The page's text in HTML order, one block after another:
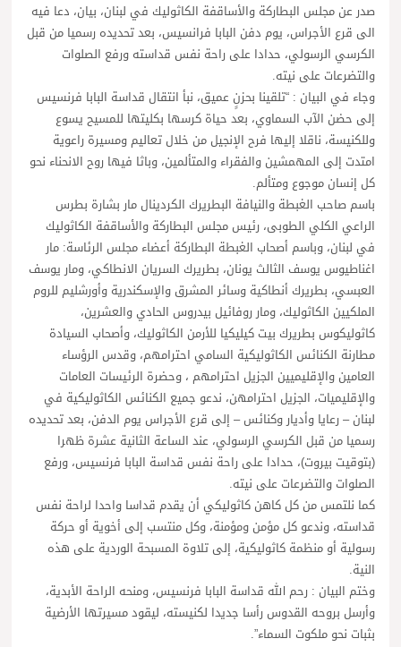
صدر عن مجلس البطاركة والأساقفة الكاثوليك في لبنان، بيان، دعا فيه
الى قرع الأجراس، يوم دفن البابا فرانسيس، بعد تحديده رسميا من قبل
الكرسي الرسولي، حدادا على راحة نفس قداسته ورفع الصلوات
والتضرعات على نيته.
وجاء في البيان : “تلقينا بحزنٍ عميق، نبأ انتقال قداسة البابا فرنسيس
إلى حضن الآب السماوي، بعد حياة كرسها بكليتها للمسيح يسوع
وللكنيسة، ناقلا إليها فرح الإنجيل من خلال تعاليم ومسيرة راعوية
امتدت إلى المهمشين والفقراء والمتألمين، وباثا فيها روح الانحناء نحو
كل إنسان موجوع ومتألم.
باسم صاحب الغبطة والنيافة البطريرك الكردينال مار بشارة بطرس
الراعي الكلي الطوبى، رئيس مجلس البطاركة والأساقفة الكاثوليك
في لبنان، وباسم أصحاب الغبطة البطاركة أعضاء مجلس الرئاسة: مار
اغناطيوس يوسف الثالث يونان، بطريرك السريان الانطاكي، ومار يوسف
العبسي، بطريرك أنطاكية وسائر المشرق والإسكندرية وأورشليم للروم
الملكيين الكاثوليك، ومار روفائيل بيدروس الحادي والعشرين،
كاثوليكوس بطريرك بيت كيليكيا للأرمن الكاثوليك، وأصحاب السيادة
مطارنة الكنائس الكاثوليكية السامي احترامهم، وقدس الرؤساء
العامين والإقليميين الجزيل احترامهم ، وحضرة الرئيسات العامات
والإقليميات، الجزيل احترامهن، ندعو جميع الكنائس الكاثوليكية في
لبنان – رعايا وأديار وكنائس – إلى قرع الأجراس يوم الدفن، بعد تحديده
رسميا من قبل الكرسي الرسولي، عند الساعة الثانية عشرة ظهرا
(بتوقيت بيروت)، حدادا على راحة نفس قداسة البابا فرنسيس، ورفع
الصلوات والتضرعات على نيته.
كما نلتمس من كل كاهن كاثوليكي أن يقدم قداسا واحدا لراحة نفس
قداسته، وندعو كل مؤمن ومؤمنة، وكل منتسب إلى أخوية أو حركة
رسولية أو منظمة كاثوليكية، إلى تلاوة المسبحة الوردية على هذه
النية.
وختم البيان : رحم الله قداسة البابا فرنسيس، ومنحه الراحة الأبدية،
وأرسل بروحه القدوس رأسا جديدا لكنيسته، ليقود مسيرتها الأرضية
بثبات نحو ملكوت السماء”.